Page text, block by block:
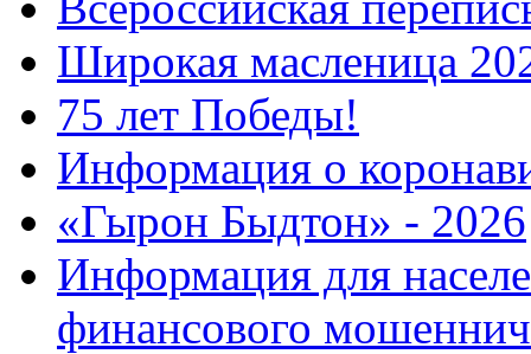
Широкая масленица
75 лет Победы!
Информация о
«Гырон Быдтон» - 2026
Информация для
финансового